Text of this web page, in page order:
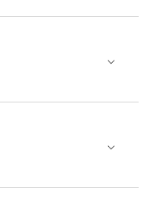
⌵
⌵